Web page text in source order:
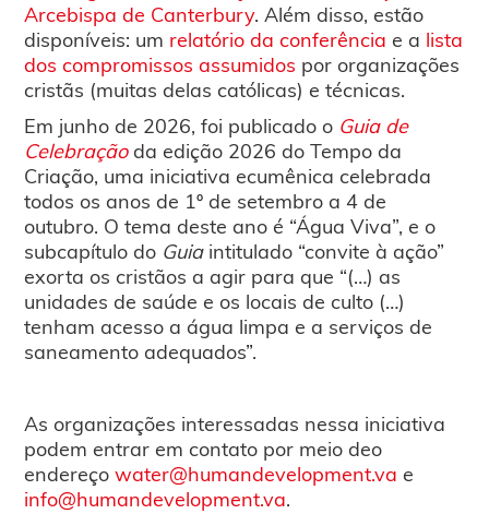
Arcebispa de Canterbury. Além disso, estão
disponíveis: um relatório da conferência e a lista
dos compromissos assumidos por organizações
cristãs (muitas delas católicas) e técnicas.
Em junho de 2026, foi publicado o Guia de
Celebraçãoda edição 2026 do Tempo da
Criação, uma iniciativa ecumênica celebrada
todos os anos de 1º de setembro a 4 de
outubro. O tema deste ano é “Água Viva”, e o
subcapítulo do Guiaintitulado “convite à ação”
exorta os cristãos a agir para que “(…) as
unidades de saúde e os locais de culto (…)
tenham acesso a água limpa e a serviços de
saneamento adequados”.
As organizações interessadas nessa iniciativa
podem entrar em contato por meio deo
endereçowater@humandevelopment.va e
info@humandevelopment.va.